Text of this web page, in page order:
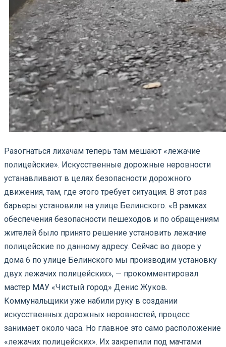
Разогнаться лихачам теперь там мешают «лежачие
полицейские». Искусственные дорожные неровности
устанавливают в целях безопасности дорожного
движения, там, где этого требует ситуация. В этот раз
барьеры установили на улице Белинского. «В рамках
обеспечения безопасности пешеходов и по обращениям
жителей было принято решение установить лежачие
полицейские по данному адресу. Сейчас во дворе у
дома 6 по улице Белинского мы производим установку
двух лежачих полицейских», — прокомментировал
мастер МАУ «Чистый город» Денис Жуков.
Коммунальщики уже набили руку в создании
искусственных дорожных неровностей, процесс
занимает около часа. Но главное это само расположение
«лежачих полицейских». Их закрепили под мачтами